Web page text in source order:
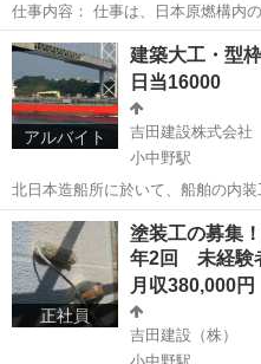
仕事内容： 仕事は、日本原燃構内
活躍してもらいます。 女性社員も活躍してい
1年以上の募集です。ベテランスタッ
ピールポイント...
青森 八戸市 小中野駅
アルバイト
建築大工・型
日当16000
吉田建設株式会社
小中野駅
北日本造船所に於いて、船舶の内
集しています。 日当16000円とな
作り、断熱材を詰めて、ボードを
が活躍しています。 ...
青森 八戸市 小中野駅
正社員
塗装工の募集
年2回 未経験
月収380,000円
吉田建設（株）